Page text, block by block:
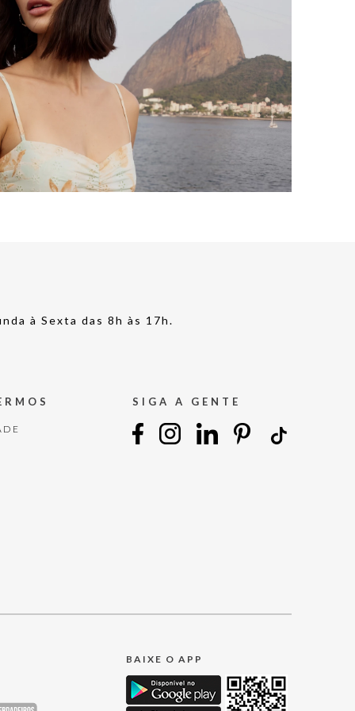
à Sexta das 8h às 17h.
SIGA A GENTE
BAIXE O APP